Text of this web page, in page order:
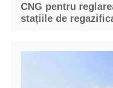
CNG pentru
stațiile de